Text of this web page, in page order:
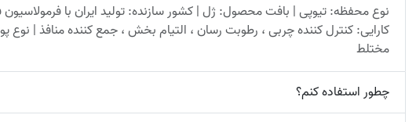
نوع محفظه: تیوپی | بافت محصول: ژل | کشور سازنده: تولید ایران با فرمولاسیون
کارایی: کنترل کننده چربی ، رطوبت رسان ، التیام بخش ، جمع کننده منافذ |
مختلط
چطور استفاده کنم؟